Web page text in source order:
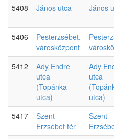
5408
János utca János
5406
Pesterzsébet,
városközpont
5412
Ady Endre
utca
(Topánka
utca)
Ady
utca
utca)
5417
Szent
Erzsébet tér
Szent